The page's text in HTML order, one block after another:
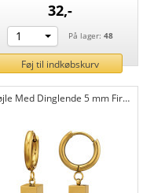
32,-
1 På lager: 48
Føj til indkøbskurv
Bøjle Med Dinglende 5 mm Firkant - Stålcreoler 316L kirurgisk rustfrit stål CH51443